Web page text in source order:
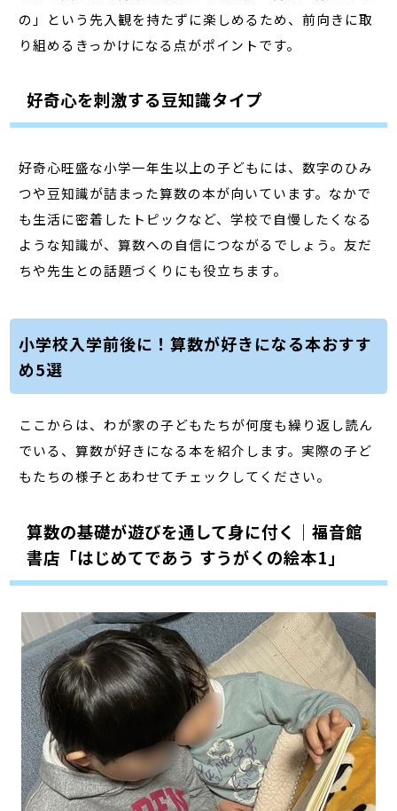
の」という先入観を持たずに楽しめるため、前向きに取
り組めるきっかけになる点がポイントです。
好奇心を刺激する豆知識タイプ
好奇心旺盛な小学一年生以上の子どもには、数字のひみ
つや豆知識が詰まった算数の本が向いています。なかで
も生活に密着したトピックなど、学校で自慢したくなる
ような知識が、算数への自信につながるでしょう。友だ
ちや先生との話題づくりにも役立ちます。
小学校入学前後に！算数が好きになる本おすす
め5選
ここからは、わが家の子どもたちが何度も繰り返し読ん
でいる、算数が好きになる本を紹介します。実際の子ど
もたちの様子とあわせてチェックしてください。
算数の基礎が遊びを通して身に付く｜福音館
書店「はじめてであう すうがくの絵本1」